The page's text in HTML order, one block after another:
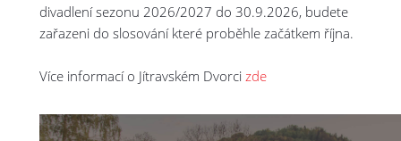
divadlení sezonu 2026/2027 do 30.9.2026, budete
zařazeni do slosování které proběhle začátkem října.
Více informací o Jítravském Dvorcizde